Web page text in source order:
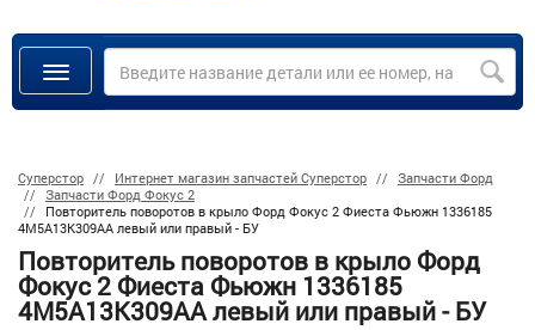
Суперстор Интернет магазин запчастей Суперстор
Запчасти Форд
Запчасти Форд Фокус 2
Повторитель поворотов в крыло Форд Фокус 2 Фиеста Фьюжн 1336185
4M5A13K309AA левый или правый - БУ
Повторитель поворотов в крыло Форд
Фокус 2 Фиеста Фьюжн 1336185
4M5A13K309AA левый или правый - БУ